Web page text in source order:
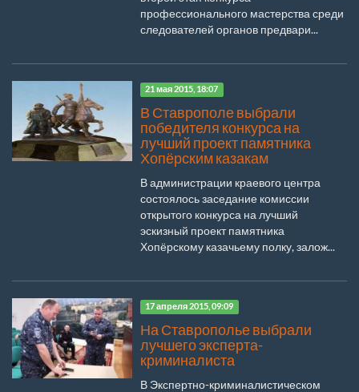
профессионального мастерства среди
следователей органов предвари...
21 мая 2015, 18:07
В Ставрополе выбрали
победителя конкурса на
лучший проект памятника
Хопёрским казакам
В администрации краевого центра
состоялось заседание комиссии
открытого конкурса на лучший
эскизный проект памятника
Хопёрскому казачьему полку, залож...
17 апреля 2015, 09:09
На Ставрополье выбрали
лучшего эксперта-
криминалиста
В Экспертно-криминалистическом